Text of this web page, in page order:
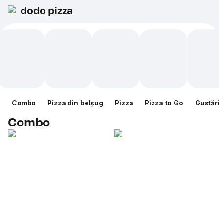
dodo pizza
Combo Pizza din belșug Pizza Pizza to Go Gustări
Combo